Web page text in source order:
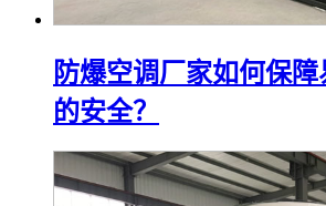
防爆空调厂家如何保
的安全？